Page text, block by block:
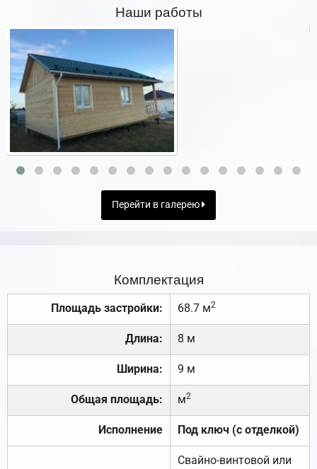
Наши работы
Перейти в галерею
Комплектация
Площадь застройки: 68.7 м2
Длина: 8 м
Ширина: 9 м
Общая площадь: м2
Исполнение Под ключ (с отделкой)
Свайно-винтовой или